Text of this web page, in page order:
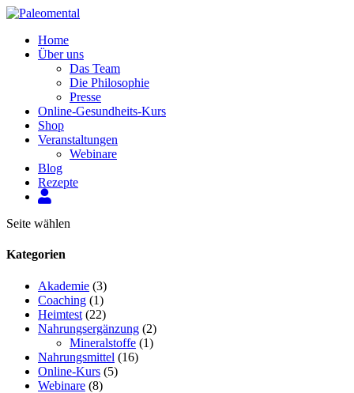
Home
Über uns
Das Team
Die Philosophie
Presse
Online-Gesundheits-Kurs
Shop
Veranstaltungen
Webinare
Blog
Rezepte
Seite wählen
Kategorien
Akademie (3)
Coaching (1)
Heimtest (22)
Nahrungsergänzung (2)
Mineralstoffe (1)
Nahrungsmittel (16)
Online-Kurs (5)
Webinare (8)